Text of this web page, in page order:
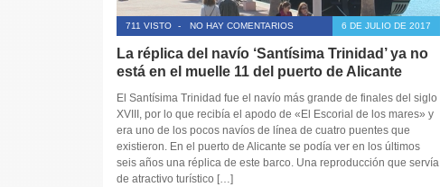
711 VISTO - NO HAY COMENTARIOS 6 DE JULIO DE 2017
La réplica del navío ‘Santísima Trinidad’ ya no
está en el muelle 11 del puerto de Alicante
El Santísima Trinidad fue el navío más grande de finales del siglo
XVIII, por lo que recibía el apodo de «El Escorial de los mares» y
era uno de los pocos navíos de línea de cuatro puentes que
existieron. En el puerto de Alicante se podía ver en los últimos
seis años una réplica de este barco. Una reproducción que servía
de atractivo turístico […]